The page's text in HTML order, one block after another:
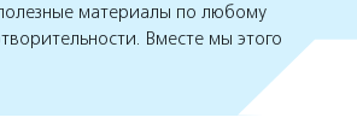
материалы по любому
Вместе мы этого